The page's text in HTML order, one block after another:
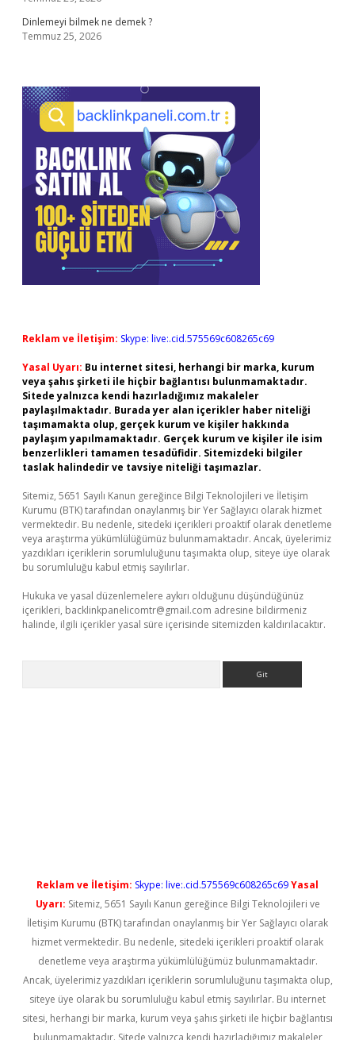
Dinlemeyi bilmek ne demek ?
Temmuz 25, 2026
Reklam ve İletişim: Skype: live:.cid.575569c608265c69
Yasal Uyarı: Bu internet sitesi, herhangi bir marka, kurum
veya şahıs şirketi ile hiçbir bağlantısı bulunmamaktadır.
Sitede yalnızca kendi hazırladığımız makaleler
paylaşılmaktadır. Burada yer alan içerikler haber niteliği
taşımamakta olup, gerçek kurum ve kişiler hakkında
paylaşım yapılmamaktadır. Gerçek kurum ve kişiler ile isim
benzerlikleri tamamen tesadüfidir. Sitemizdeki bilgiler
taslak halindedir ve tavsiye niteliği taşımazlar.
Sitemiz, 5651 Sayılı Kanun gereğince Bilgi Teknolojileri ve İletişim
Kurumu (BTK) tarafından onaylanmış bir Yer Sağlayıcı olarak hizmet
vermektedir. Bu nedenle, sitedeki içerikleri proaktif olarak denetleme
veya araştırma yükümlülüğümüz bulunmamaktadır. Ancak, üyelerimiz
yazdıkları içeriklerin sorumluluğunu taşımakta olup, siteye üye olarak
bu sorumluluğu kabul etmiş sayılırlar.
Hukuka ve yasal düzenlemelere aykırı olduğunu düşündüğünüz
içerikleri, backlinkpanelicomtr@gmail.com adresine bildirmeniz
halinde, ilgili içerikler yasal süre içerisinde sitemizden kaldırılacaktır.
Reklam ve İletişim: Skype: live:.cid.575569c608265c69Yasal
Uyarı: Sitemiz, 5651 Sayılı Kanun gereğince Bilgi Teknolojileri ve
İletişim Kurumu (BTK) tarafından onaylanmış bir Yer Sağlayıcı olarak
hizmet vermektedir. Bu nedenle, sitedeki içerikleri proaktif olarak
denetleme veya araştırma yükümlülüğümüz bulunmamaktadır.
Ancak, üyelerimiz yazdıkları içeriklerin sorumluluğunu taşımakta olup,
siteye üye olarak bu sorumluluğu kabul etmiş sayılırlar. Bu internet
sitesi, herhangi bir marka, kurum veya şahıs şirketi ile hiçbir bağlantısı
bulunmamaktadır. Sitede yalnızca kendi hazırladığımız makaleler